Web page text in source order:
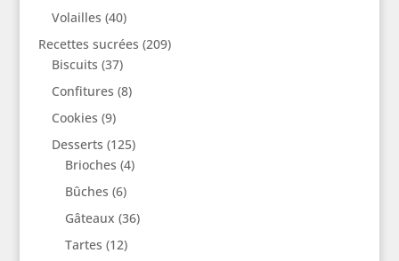
Volailles (40)
Recettes sucrées (209)
Biscuits (37)
Confitures (8)
Cookies (9)
Desserts (125)
Brioches (4)
Bûches (6)
Gâteaux (36)
Tartes (12)